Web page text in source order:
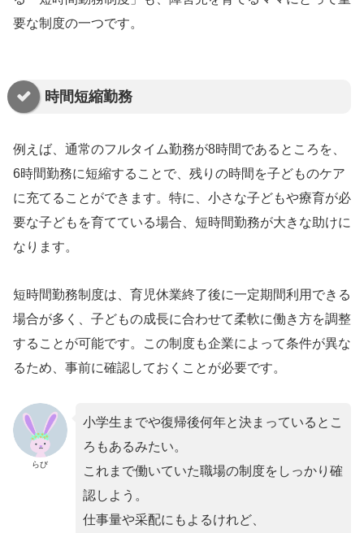
要な制度の一つです。
時間短縮勤務
例えば、通常のフルタイム勤務が8時間であるところを、
6時間勤務に短縮することで、残りの時間を子どものケア
に充てることができます。特に、小さな子どもや療育が必
要な子どもを育てている場合、短時間勤務が大きな助けに
なります。
短時間勤務制度は、育児休業終了後に一定期間利用できる
場合が多く、子どもの成長に合わせて柔軟に働き方を調整
することが可能です。この制度も企業によって条件が異な
るため、事前に確認しておくことが必要です。
らび
小学生までや復帰後何年と決まっているとこ
ろもあるみたい。
これまで働いていた職場の制度をしっかり確
認しよう。
仕事量や采配にもよるけれど、